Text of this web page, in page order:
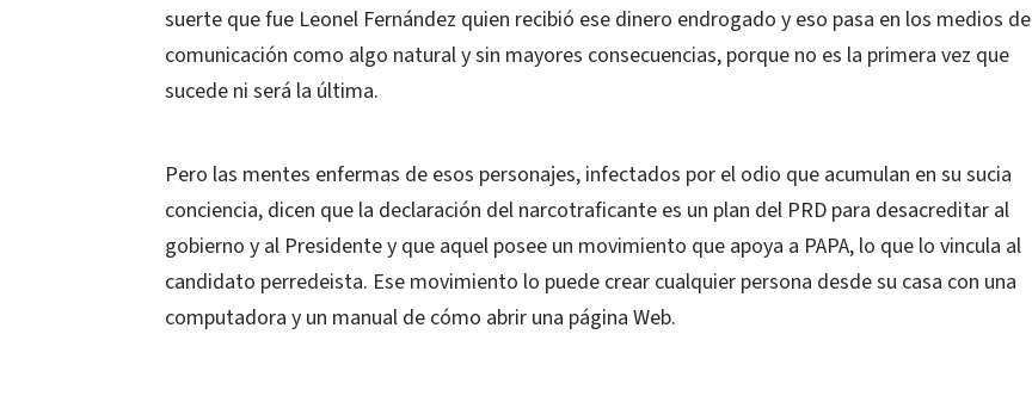
suerte que fue Leonel Fernández quien recibió ese dinero endrogado y eso pasa en los medios de
comunicación como algo natural y sin mayores consecuencias, porque no es la primera vez que
sucede ni será la última.
Pero las mentes enfermas de esos personajes, infectados por el odio que acumulan en su sucia
conciencia, dicen que la declaración del narcotraficante es un plan del PRD para desacreditar al
gobierno y al Presidente y que aquel posee un movimiento que apoya a PAPA, lo que lo vincula al
candidato perredeista. Ese movimiento lo puede crear cualquier persona desde su casa con una
computadora y un manual de cómo abrir una página Web.